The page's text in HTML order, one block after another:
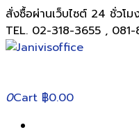
สั่งซื้อผ่านเว็บไซต์ 24 ชั่วโม
TEL. 02-318-3655 ,
0Cart ฿0.00